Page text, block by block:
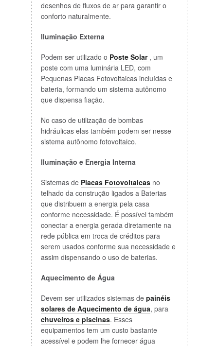
desenhos de fluxos de ar para garantir o
conforto naturalmente.
Iluminação Externa
Podem ser utilizado o Poste Solar , um
poste com uma luminária LED, com
Pequenas Placas Fotovoltaicas incluídas e
bateria, formando um sistema autônomo
que dispensa fiação.
No caso de utilização de bombas
hidráulicas elas também podem ser nesse
sistema autônomo fotovoltaico.
Iluminação e Energia Interna
Sistemas de Placas Fotovoltaicasno
telhado da construção ligados a Baterias
que distribuem a energia pela casa
conforme necessidade. É possível também
conectar a energia gerada diretamente na
rede pública em troca de créditos para
serem usados conforme sua necessidade e
assim dispensando o uso de baterias.
Aquecimento de Água
Devem ser utilizados sistemas de painéis
solares de Aquecimento de água, para
chuveiros e piscinas. Esses
equipamentos tem um custo bastante
acessível e podem lhe fornecer água